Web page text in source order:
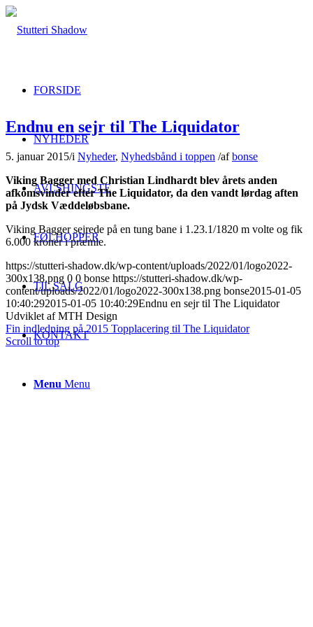
FORSIDE
NYHEDER
AVLSHINGSTE
FØLHOPPER
TIL SALG
KONTAKT
Menu Menu
Endnu en sejr til The Liquidator
5. januar 2015/i Nyheder, Nyhedsbånd i toppen /afbonse
Viking Bagger med Christian Lindhardt blev årets anden
afkomsvinder efter The Liquidator, da den vandt lørdag aften
på Jydsk Væddeløbsbane.
Viking Bagger sejrede på en tung bane i 1.23.1/1820 m volte og fik
6.000 kroner i præmie.
https://stutteri-shadow.dk/wp-content/uploads/2022/01/logo2022-
300x138.png 0 0 bonse https://stutteri-shadow.dk/wp-
content/uploads/2022/01/logo2022-300x138.png bonse2015-01-05
10:40:292015-01-05 10:40:29Endnu en sejr til The Liquidator
Udviklet af MTH Design
Fin indledning på 2015 Topplacering til The Liquidator
Scroll to top